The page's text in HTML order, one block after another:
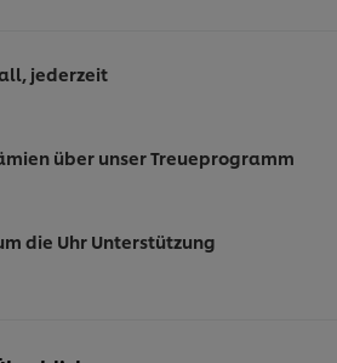
jederzeit
über unser Treueprogramm
die Uhr Unterstützung